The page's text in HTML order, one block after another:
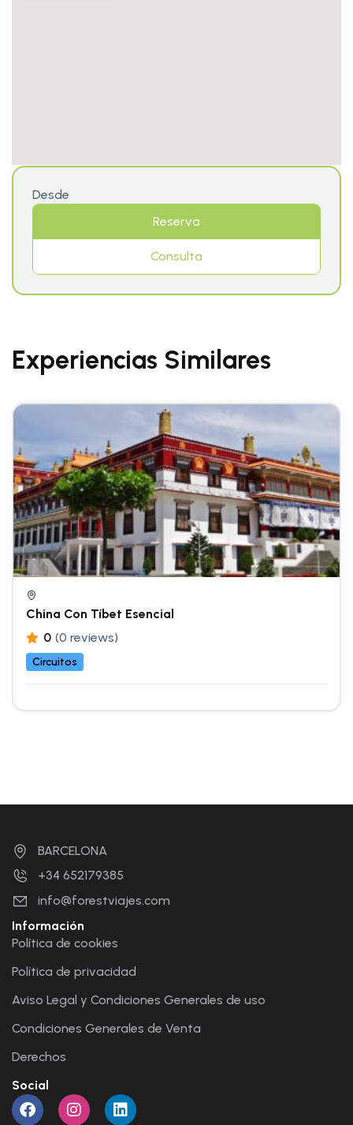
Desde
Reserva
Consulta
Experiencias Similares
China Con Tíbet Esencial
0 (0 reviews)
Circuitos
BARCELONA
+34 652179385
info@forestviajes.com
Información
Política de cookies
Política de privacidad
Aviso Legal y Condiciones Generales de uso
Condiciones Generales de Venta
Derechos
Social